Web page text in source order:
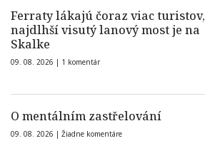
Ferraty lákajú čoraz viac turistov,
najdlhší visutý lanový most je na
Skalke
09. 08. 2026 | 1 komentár
O mentálním zastřelování
09. 08. 2026 | Žiadne komentáre